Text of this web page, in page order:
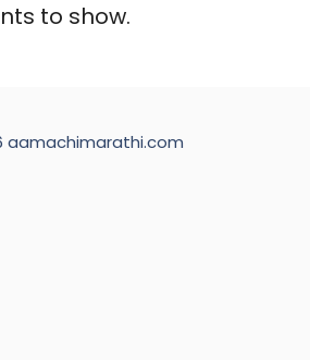
to show.
aamachimarathi.com